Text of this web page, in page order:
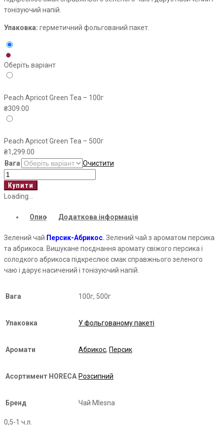
тонізуючий напій.
Упаковка: герметичний фольгований пакет.
Оберіть варіант
Peach Apricot Green Tea – 100г
₴309.00
Peach Apricot Green Tea – 500г
₴1,299.00
Вага
Очистити
Peach
Apricot
Green
кількість
Купити
Loading...
Опис Додаткова інформація
Зелений чай Персик-Абрикос. Зелений чай з ароматом персика
та абрикоса. Вишукане поєднання аромату свіжого персика і
солодкого абрикоса підкреслює смак справжнього зеленого
чаю і дарує насичений і тонізуючий напій.
Вага 100г, 500г
Упаковка У фольгованому пакеті
Аромати Абрикос, Персик
Асортимент HORECA Розсипний
Бренд Чай Mlesna
0,5-1 ч.л.